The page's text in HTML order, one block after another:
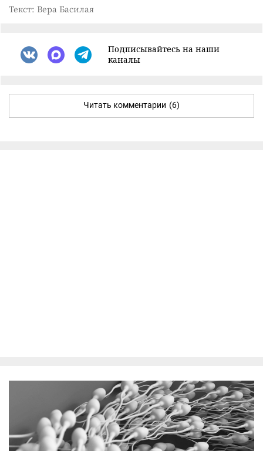
Текст: Вера Басилая
Подписывайтесь на наши
каналы
Читать комментарии (6)